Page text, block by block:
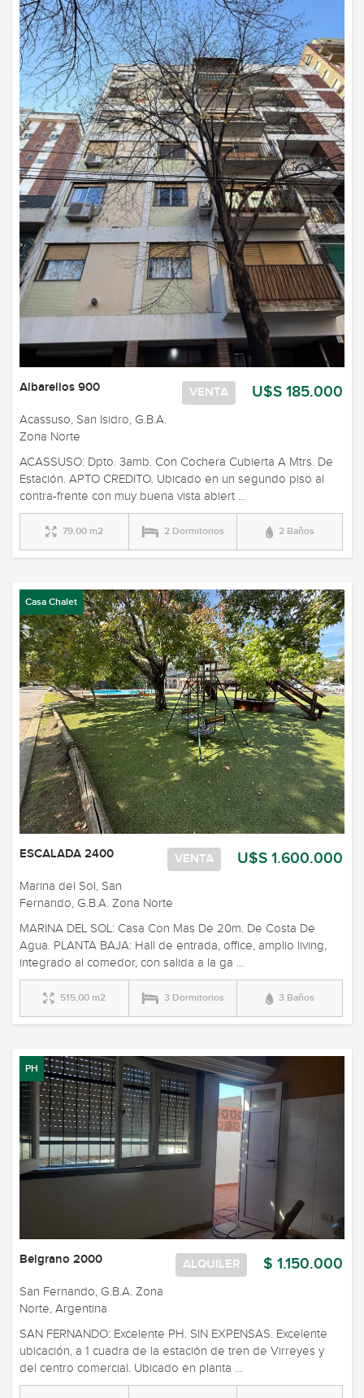
U$S 185.000
VENTA
Albarellos 900
Acassuso, San Isidro, G.B.A.
Zona Norte
ACASSUSO: Dpto. 3amb. Con Cochera Cubierta A Mtrs. De
Estación. APTO CREDITO. Ubicado en un segundo piso al
contra-frente con muy buena vista abiert ...
79,00 m2 2 Dormitorios 2 Baños
Casa Chalet
U$S 1.600.000
VENTA
ESCALADA 2400
Marina del Sol, San
Fernando, G.B.A. Zona Norte
MARINA DEL SOL: Casa Con Mas De 20m. De Costa De
Agua. PLANTA BAJA: Hall de entrada, office, amplio living,
integrado al comedor, con salida a la ga ...
515,00 m2 3 Dormitorios 3 Baños
PH
$ 1.150.000
ALQUILER
Belgrano 2000
San Fernando, G.B.A. Zona
Norte, Argentina
SAN FERNANDO: Excelente PH. SIN EXPENSAS. Excelente
ubicación, a 1 cuadra de la estación de tren de Virreyes y
del centro comercial. Ubicado en planta ...